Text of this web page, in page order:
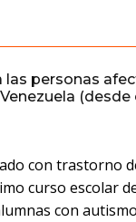
las personas
(desde
con trastorno
curso escolar
con